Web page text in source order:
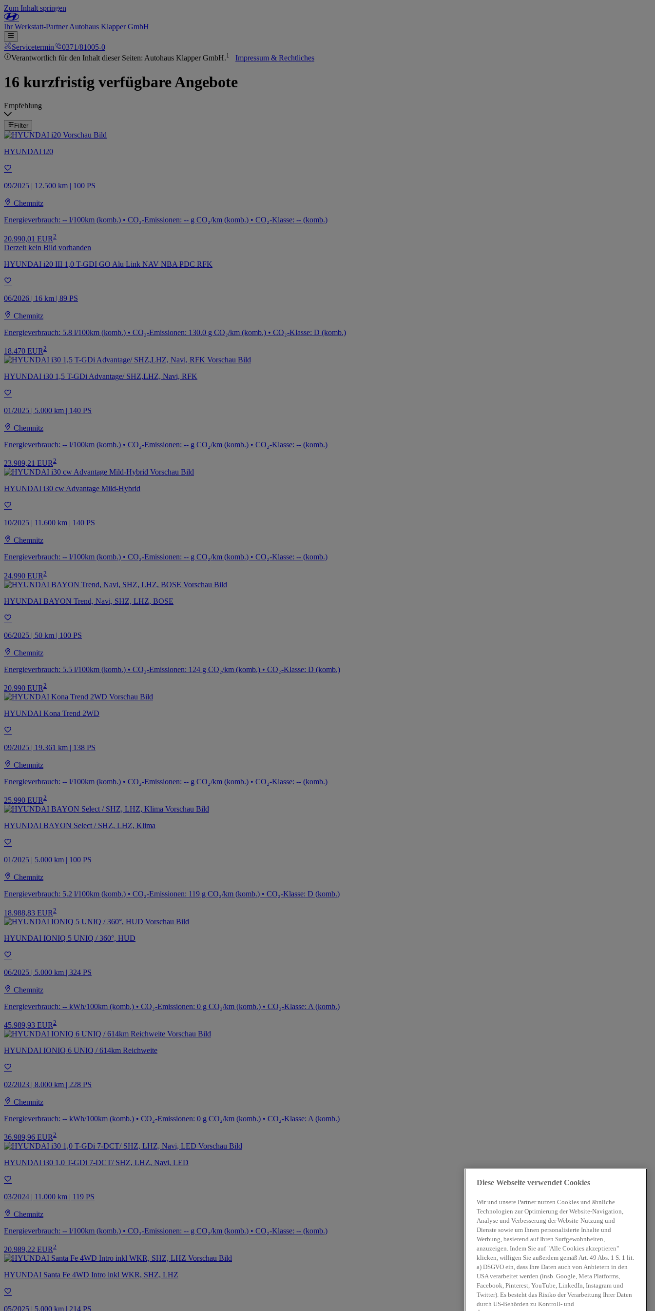
Zum Inhalt springen
IhrWerkstatt-PartnerAutohaus Klapper GmbH
Servicetermin
0371/81005-0
Verantwortlich für den Inhalt dieser Seiten: Autohaus Klapper GmbH.1 Impressum & Rechtliches
16 kurzfristig verfügbare Angebote
Empfehlung
Filter
HYUNDAI i20
09/2025 | 12.500 km | 100 PS
Chemnitz
Energieverbrauch: -- l/100km (komb.) • CO₂-Emissionen: -- g CO₂/km (komb.) • CO₂-Klasse: -- (komb.)
20.990,01 EUR 2
Derzeit kein Bild vorhanden
HYUNDAI i20 III 1,0 T-GDI GO Alu Link NAV NBA PDC RFK
06/2026 | 16 km | 89 PS
Chemnitz
Energieverbrauch: 5.8 l/100km (komb.) • CO₂-Emissionen: 130.0 g CO₂/km (komb.) • CO₂-Klasse: D (komb.)
18.470 EUR 2
HYUNDAI i30 1,5 T-GDi Advantage/ SHZ,LHZ, Navi, RFK
01/2025 | 5.000 km | 140 PS
Chemnitz
Energieverbrauch: -- l/100km (komb.) • CO₂-Emissionen: -- g CO₂/km (komb.) • CO₂-Klasse: -- (komb.)
23.989,21 EUR 2
HYUNDAI i30 cw Advantage Mild-Hybrid
10/2025 | 11.600 km | 140 PS
Chemnitz
Energieverbrauch: -- l/100km (komb.) • CO₂-Emissionen: -- g CO₂/km (komb.) • CO₂-Klasse: -- (komb.)
24.990 EUR 2
HYUNDAI BAYON Trend, Navi, SHZ, LHZ, BOSE
06/2025 | 50 km | 100 PS
Chemnitz
Energieverbrauch: 5.5 l/100km (komb.) • CO₂-Emissionen: 124 g CO₂/km (komb.) • CO₂-Klasse: D (komb.)
20.990 EUR 2
HYUNDAI Kona Trend 2WD
09/2025 | 19.361 km | 138 PS
Chemnitz
Energieverbrauch: -- l/100km (komb.) • CO₂-Emissionen: -- g CO₂/km (komb.) • CO₂-Klasse: -- (komb.)
25.990 EUR 2
HYUNDAI BAYON Select / SHZ, LHZ, Klima
01/2025 | 5.000 km | 100 PS
Chemnitz
Energieverbrauch: 5.2 l/100km (komb.) • CO₂-Emissionen: 119 g CO₂/km (komb.) • CO₂-Klasse: D (komb.)
18.988,83 EUR 2
HYUNDAI IONIQ 5 UNIQ / 360°, HUD
06/2025 | 5.000 km | 324 PS
Chemnitz
Energieverbrauch: -- kWh/100km (komb.) • CO₂-Emissionen: 0 g CO₂/km (komb.) • CO₂-Klasse: A (komb.)
45.989,93 EUR 2
HYUNDAI IONIQ 6 UNIQ / 614km Reichweite
02/2023 | 8.000 km | 228 PS
Chemnitz
Energieverbrauch: -- kWh/100km (komb.) • CO₂-Emissionen: 0 g CO₂/km (komb.) • CO₂-Klasse: A (komb.)
36.989,96 EUR 2
HYUNDAI i30 1,0 T-GDi 7-DCT/ SHZ, LHZ, Navi, LED
03/2024 | 11.000 km | 119 PS
Chemnitz
Energieverbrauch: -- l/100km (komb.) • CO₂-Emissionen: -- g CO₂/km (komb.) • CO₂-Klasse: -- (komb.)
20.989,22 EUR2
HYUNDAI Santa Fe 4WD Intro inkl WKR, SHZ, LHZ
05/2025 | 5.000 km | 214 PS
Diese Webseite verwendet Cookies
Wir und unsere Partner nutzen Cookies und ähnliche
Technologien zur Optimierung der Website-Navigation,
Analyse und Verbesserung der Website-Nutzung und -
Dienste sowie um Ihnen personalisierte Inhalte und
Werbung, basierend auf Ihren Surfgewohnheiten,
anzuzeigen. Indem Sie auf "Alle Cookies akzeptieren"
klicken, willigen Sie außerdem gemäß Art. 49 Abs. 1 S. 1 lit.
a) DSGVO ein, dass Ihre Daten auch von Anbietern in den
USA verarbeitet werden (insb. Google, Meta Platforms,
Facebook, Pinterest, YouTube, LinkedIn, Instagram und
Twitter). Es besteht das Risiko der Verarbeitung Ihrer Daten
durch US-Behörden zu Kontroll- und